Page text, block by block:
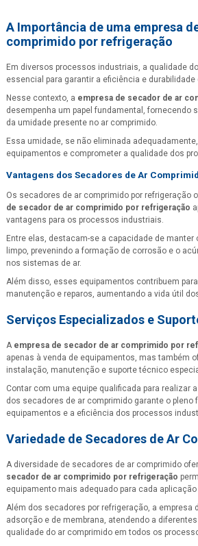
A Importância de uma empresa
comprimido por refrigeração
Em diversos processos industriais, a qualidade
essencial para garantir a eficiência e
Nesse contexto, a empresa de secador de ar
desempenha um papel fundamental, fornecendo
da umidade presente no ar comprimido.
Essa umidade, se não eliminada
equipamentos e comprometer a qualidade dos
Vantagens dos Secadores de Ar
Os secadores de ar comprimido por refrigeração
de secador de ar comprimido por refrigeração
vantagens para os processos industriais.
Entre elas, destacam-se a capacidade de manter
limpo, prevenindo a formação de corrosão e o
nos sistemas de ar.
Além disso, esses equipamentos contribuem
manutenção e reparos, aumentando a vida útil
Serviços Especializados e
A empresa de secador de ar comprimido por
apenas à venda de equipamentos, mas também
instalação, manutenção e suporte técnico
Contar com uma equipe qualificada para realizar
dos secadores de ar comprimido garante o pleno
equipamentos e a eficiência dos processos
Variedade de Secadores de Ar
A diversidade de secadores de ar comprimido
secador de ar comprimido por refrigeração
equipamento mais adequado para cada
Além dos secadores por refrigeração, a empresa
adsorção e de membrana, atendendo a
qualidade do ar comprimido em todos os